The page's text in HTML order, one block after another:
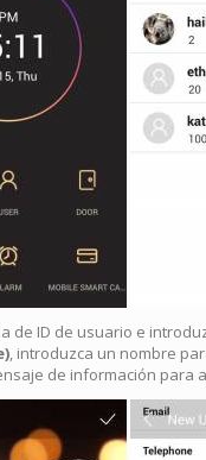
de ID de usuario e
, introduzca un nombre
de información para